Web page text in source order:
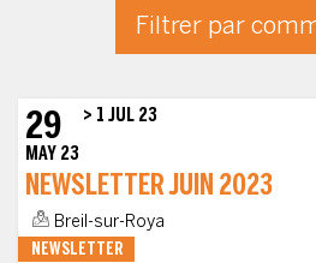
Filtrer par
29
MAY 23
> 1 JUL 23
NEWSLETTER JUIN 2023
Breil-sur-Roya
NEWSLETTER